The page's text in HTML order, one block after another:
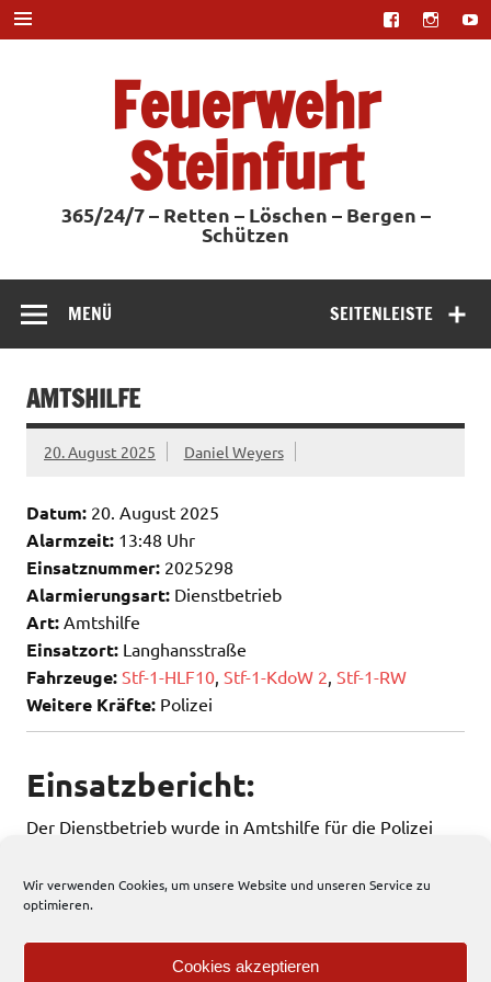
Wir verwenden Cookies, um unsere Website und unseren Service zu
optimieren.
Cookies akzeptieren
Zum
Inhalt
springen
Feuerwehr
Steinfurt
365/24/7 – Retten – Löschen – Bergen –
Schützen
SEITENLEISTE
MENÜ
AMTSHILFE
20. August 2025 Daniel Weyers
Datum: 20. August 2025
Alarmzeit: 13:48 Uhr
Einsatznummer: 2025298
Alarmierungsart: Dienstbetrieb
Art: Amtshilfe
Einsatzort: Langhansstraße
Fahrzeuge: Stf-1-HLF10 Stf-1-KdoW 2 Stf-1-RW
Weitere Kräfte: Polizei
Einsatzbericht:
Der Dienstbetrieb wurde in Amtshilfe für die Polizei
161 total views